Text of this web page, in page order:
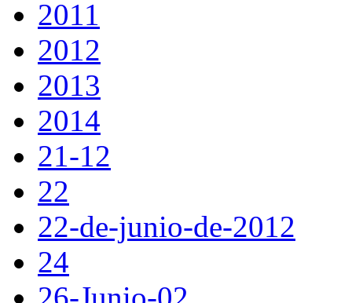
2011
2012
2013
2014
21-12
22
22-de-junio-de-2012
24